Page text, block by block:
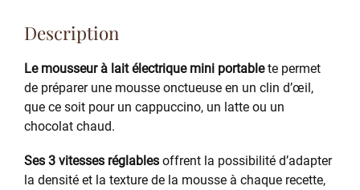
Description
Le mousseur à lait électrique mini portablete permet
de préparer une mousse onctueuse en un clin d’œil,
que ce soit pour un cappuccino, un latte ou un
chocolat chaud.
Ses 3 vitesses réglables offrent la possibilité d’adapter
la densité et la texture de la mousse à chaque recette,